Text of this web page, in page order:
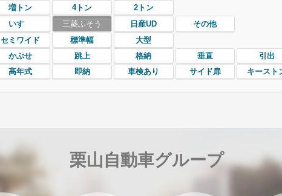
増トン 4トン
2トン
いすゞ 三菱ふそう 日産UD
その他
セミワイド 標準幅
大型
かぶせ 跳上 格納 垂直 引出
高年式 即納 車検あり サイド扉 キースト
栗山自動車グループ